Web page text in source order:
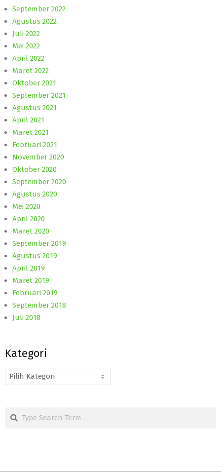
September 2022
Agustus 2022
Juli 2022
Mei 2022
April 2022
Maret 2022
Oktober 2021
September 2021
Agustus 2021
April 2021
Maret 2021
Februari 2021
November 2020
Oktober 2020
September 2020
Agustus 2020
Mei 2020
April 2020
Maret 2020
September 2019
Agustus 2019
April 2019
Maret 2019
Februari 2019
September 2018
Juli 2018
Kategori
Kategori
Search